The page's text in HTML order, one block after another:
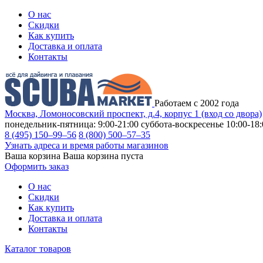
О нас
Скидки
Как купить
Доставка и оплата
Контакты
Работаем с 2002 года
Москва, Ломоносовский проспект, д.4, корпус 1 (вход со двора)
понедельник-пятница: 9:00-21:00 суббота-воскресенье 10:00-
8 (495) 150–99–56 8 (800) 500–57–35
Узнать адреса и время работы магазинов
Ваша корзина Ваша корзина пуста
Оформить заказ
О нас
Скидки
Как купить
Доставка и оплата
Контакты
Каталог товаров